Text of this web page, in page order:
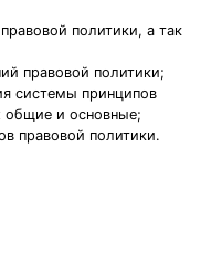
политики, а так
правовой политики;
системы принципов
общие и основные;
правовой политики.